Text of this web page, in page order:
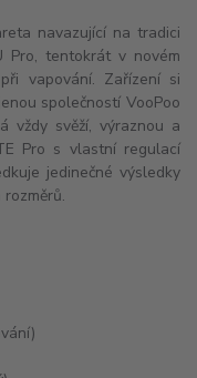
navazující na tradici
Pro, tentokrát v novém
vapování. Zařízení si
společností VooPoo
vždy svěží, výraznou a
Pro s vlastní regulací
jedinečné výsledky